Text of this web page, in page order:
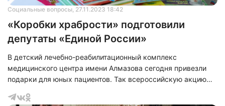
Социальные вопросы, 27.11.2023 18:42
«Коробки храбрости» подготовили
депутаты «Единой России»
В детский лечебно-реабилитационный комплекс
медицинского центра имени Алмазова сегодня привезли
подарки для юных пациентов. Так всероссийскую акцию
сотрудников поблагодарил секретарь регионального